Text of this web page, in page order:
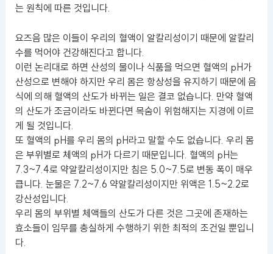
는 원칙에 따른 것입니다.
요즈음 많은 이들이 우리의 혈액이 알칼리성이기 때문에 알칼리
수를 먹어야 건강해진다고 합니다.
이런 논리대로 하면 산성의 물이나 식품을 먹으면 혈액의 pH가
산성으로 변해야 하지만 우리 몸은 항상성을 유지하기 때문에 음
식에 의해 혈액의 산도가 바뀌는 일은 결코 없습니다. 만약 혈액
의 산도가 조금이라도 바뀐다면 목숨이 위험해지는 지경에 이르
게 될 것입니다.
또 혈액의 pH를 우리 몸의 pH라고 말할 수도 없습니다. 우리 몸
은 부위별로 체액의 pH가 다르기 때문입니다. 혈액의 pH는
7.3~7.4로 약알칼리성이지만 침은 5.0~7.5로 변동 폭이 매우
큽니다. 눈물은 7.2~7.6 약알칼리성이지만 위액은 1.5~2.2로
강산성입니다.
우리 몸의 부위별 체액들의 산도가 다른 것은 그곳에 존재하는
효소들이 임무를 충실하게 수행하기 위한 최적의 조건일 뿐입니
다.